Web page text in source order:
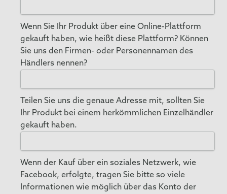
Wenn Sie Ihr Produkt über eine Online-Plattform
gekauft haben, wie heißt diese Plattform? Können
Sie uns den Firmen- oder Personennamen des
Händlers nennen?
Teilen Sie uns die genaue Adresse mit, sollten Sie
Ihr Produkt bei einem herkömmlichen Einzelhändler
gekauft haben.
⁣⁢Wenn der Kauf über ein soziales Netzwerk, wie
Facebook, erfolgte, tragen Sie bitte so viele
Informationen wie möglich über das Konto der